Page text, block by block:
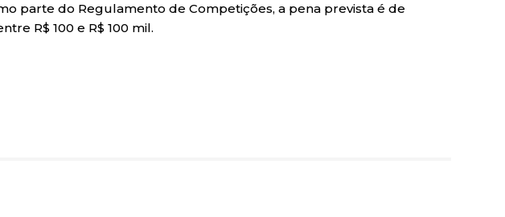
parte do Regulamento de Competições, a pena prevista é de
R$ 100 e R$ 100 mil.